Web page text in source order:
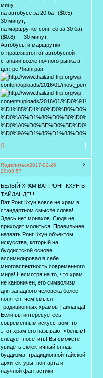
минут;
на автобусе за 20 бат ($0.5) —
30 минут;
на маршрутке-сонгтео за 30 бат
($0.8) — 30 минут.
Автобусы и маршрутки
отправляются от автобусной
станции возле ночного рынка в
центре Чианграя.
0
Поделиться 2
2017-02-26
20:08:57
БЕЛЫЙ ХРАМ ВАТ РОНГ КХУН В
ТАЙЛАНДЕ!!!
Ват Ронг Кхун!вовсе не храм в
стандартном смысле слова!
Здесь нет монахов. Сюда не
приходят молиться. Правильнее
назвать Ронг Кхун объектом
искусства, который на
буддистской основе
ассимилировал в себе
многоаспектность современного
мира! Несмотря на то, что храм
не каноничен, его символизм
для западного человека более
понятен, чем смысл
традиционных храмов Таиланда!
Если вы интересуетесь
современным искусством, то
этот храм его называют «белым!
следует посетить! Вы сможете
увидеть эклектичный сплав
буддизма, традиционной тайской
архитектуры, поп-арта и
научной фантастики!